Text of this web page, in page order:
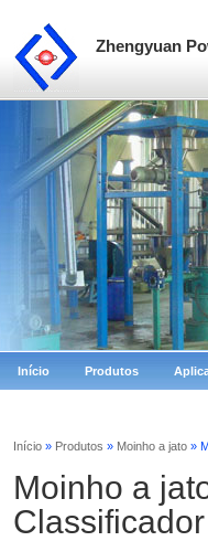
Zhengyuan
Início Produtos
Início » Produtos » Moinho a jato »
Moinho a
Classificador